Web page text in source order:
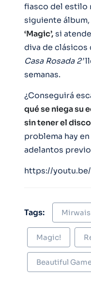
fiasco del estilo
siguiente
‘Magic’,si
diva de clásicos
Casa Rosada 2’
semanas.
¿Conseguirá
qué se niega su
sin tener el
problema hay
adelantos
https://
Tags: Mirwais
Magic!
Beautiful